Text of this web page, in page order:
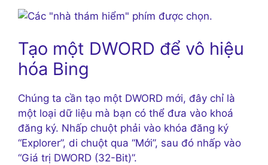
Tạo một DWORD để vô hiệu
hóa Bing
Chúng ta cần tạo một DWORD mới, đây chỉ là
một loại dữ liệu mà bạn có thể đưa vào khoá
đăng ký. Nhấp chuột phải vào khóa đăng ký
“Explorer”, di chuột qua “Mới”, sau đó nhấp vào
“Giá trị DWORD (32-Bit)”.